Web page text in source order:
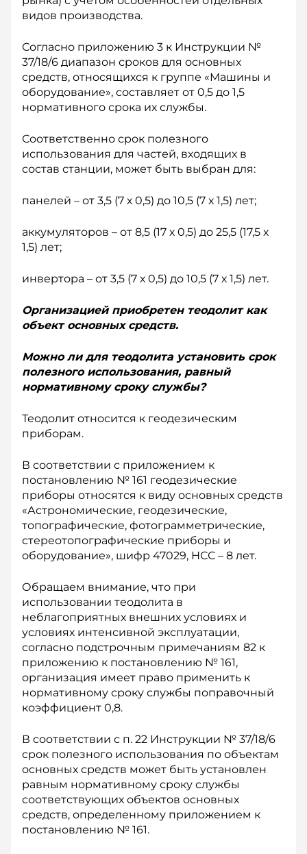
видов производства.
Согласно приложению 3 к Инструкции №
37/18/6 диапазон сроков для основных
средств, относящихся к группе «Машины и
оборудование», составляет от 0,5 до 1,5
нормативного срока их службы.
Соответственно срок полезного
использования для частей, входящих в
состав станции, может быть выбран для:
панелей – от 3,5 (7 х 0,5) до 10,5 (7 х 1,5) лет;
аккумуляторов – от 8,5 (17 х 0,5) до 25,5 (17,5 х
1,5) лет;
инвертора – от 3,5 (7 х 0,5) до 10,5 (7 х 1,5) лет.
Организацией приобретен теодолит как
объект основных средств.
Можно ли для теодолита установить срок
полезного использования, равный
нормативному сроку службы?
Теодолит относится к геодезическим
приборам.
В соответствии с приложением к
постановлению № 161 геодезические
приборы относятся к виду основных средств
«Астрономические, геодезические,
топографические, фотограмметрические,
стереотопографические приборы и
оборудование», шифр 47029, НСС – 8 лет.
Обращаем внимание, что при
использовании теодолита в
неблагоприятных внешних условиях и
условиях интенсивной эксплуатации,
согласно подстрочным примечаниям 82 к
приложению к постановлению № 161,
организация имеет право применить к
нормативному сроку службы поправочный
коэффициент 0,8.
В соответствии с п. 22 Инструкции № 37/18/6
срок полезного использования по объектам
основных средств может быть установлен
равным нормативному сроку службы
соответствующих объектов основных
средств, определенному приложением к
постановлению № 161.